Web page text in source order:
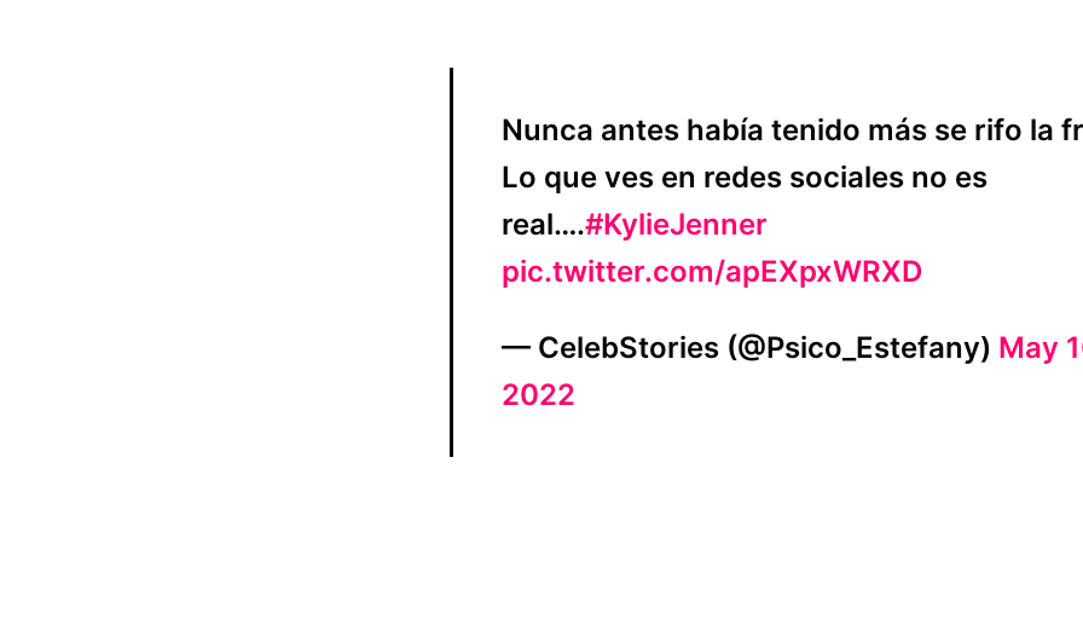
Nunca antes había tenido más se rifo la
Lo que ves en redes sociales no es
real….#KylieJenner
pic.twitter.com/apEXpxWRXD
— CelebStories (@Psico_Estefany) May
2022